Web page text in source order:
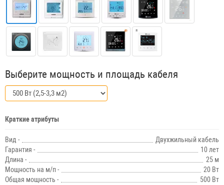
Выберите мощность и площадь кабеля
Краткие атрибуты
Вид -
Двухжильный кабель
Гарантия -
10 лет
Длина -
25 м
Мощность на м/п -
20 Вт
Общая мощность -
500 Вт